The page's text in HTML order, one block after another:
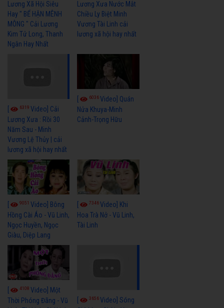
Lương Xã Hội Siêu
Hay " BỂ HẬN MÊNH
MÔNG " Cải Lương
Kim Tử Long, Thanh
Ngân Hay Nhất
Lương Xưa Nước Mắt
Chiều Ly Biệt Minh
Vương Tài Linh cải
lương xã hội hay nhất
6319 Video] Cải
Lương Xưa : Rồi 30
Năm Sau - Minh
Vương Lệ Thủy | cải
lương xã hội hay nhất
6036Video] Quán
Nửa Khuya-Minh
Cảnh-Trọng Hữu
9051 Video] Bông
Hồng Cài Áo - Vũ Linh,
Ngọc Huyền, Ngọc
Giàu, Diệp Lang
7346Video] Khi
Hoa Trà Nở - Vũ Linh,
Tài Linh
4108 Video] Một
Thời Phóng Đãng - Vũ
3656Video] Sóng